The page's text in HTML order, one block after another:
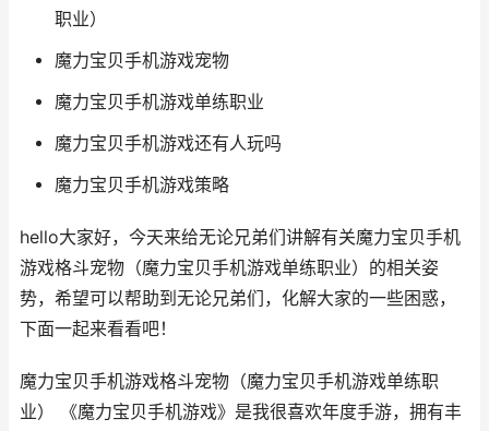
职业）
魔力宝贝手机游戏宠物
魔力宝贝手机游戏单练职业
魔力宝贝手机游戏还有人玩吗
魔力宝贝手机游戏策略
hello大家好，今天来给无论兄弟们讲解有关魔力宝贝手机
游戏格斗宠物（魔力宝贝手机游戏单练职业）的相关姿
势，希望可以帮助到无论兄弟们，化解大家的一些困惑，
下面一起来看看吧！
魔力宝贝手机游戏格斗宠物（魔力宝贝手机游戏单练职
业） 《魔力宝贝手机游戏》是我很喜欢年度手游，拥有丰